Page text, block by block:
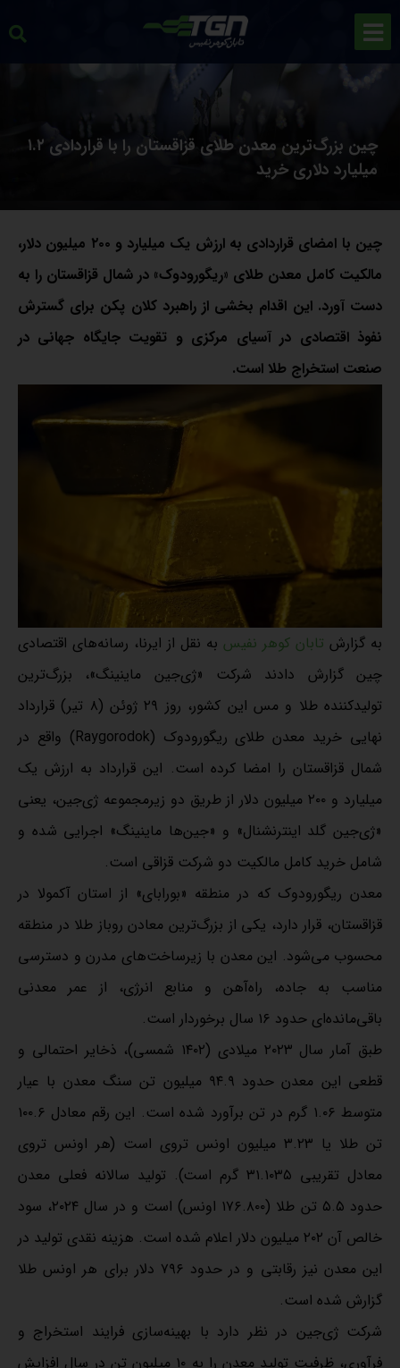
چین بزرگ‌ترین معدن طلای قزاقستان را با قراردادی ۱.۲
میلیارد دلاری خرید
چین با امضای قراردادی به ارزش یک میلیارد و ۲۰۰ میلیون دلار،
مالکیت کامل معدن طلای «ریگورودوک» در شمال قزاقستان را به
دست آورد. این اقدام بخشی از راهبرد کلان پکن برای گسترش
نفوذ اقتصادی در آسیای مرکزی و تقویت جایگاه جهانی در
صنعت استخراج طلا است.
به گزارش تابان کوهر نفیس به نقل از ایرنا، رسانه‌های اقتصادی
چین گزارش دادند شرکت «ژی‌جین ماینینگ»، بزرگ‌ترین
تولیدکننده طلا و مس این کشور، روز ۲۹ ژوئن (۸ تیر) قرارداد
نهایی خرید معدن طلای ریگورودوک (Raygorodok) واقع در
شمال قزاقستان را امضا کرده است. این قرارداد به ارزش یک
میلیارد و ۲۰۰ میلیون دلار از طریق دو زیرمجموعه ژی‌جین، یعنی
«ژی‌جین گلد اینترنشنال» و «جین‌ها ماینینگ» اجرایی شده و
شامل خرید کامل مالکیت دو شرکت قزاقی است.
معدن ریگورودوک که در منطقه «بورابای» از استان آکمولا در
قزاقستان، قرار دارد، یکی از بزرگ‌ترین معادن روباز طلا در منطقه
محسوب می‌شود. این معدن با زیرساخت‌های مدرن و دسترسی
مناسب به جاده، راه‌آهن و منابع انرژی، از عمر معدنی
باقی‌مانده‌ای حدود ۱۶ سال برخوردار است.
طبق آمار سال ۲۰۲۳ میلادی (۱۴۰۲ شمسی)، ذخایر احتمالی و
قطعی این معدن حدود ۹۴.۹ میلیون تن سنگ معدن با عیار
متوسط ۱.۰۶ گرم در تن برآورد شده است. این رقم معادل ۱۰۰.۶
تن طلا یا ۳.۲۳ میلیون اونس تروی است (هر اونس تروی
معادل تقریبی ۳۱.۱۰۳۵ گرم است). تولید سالانه فعلی معدن
حدود ۵.۵ تن طلا (۱۷۶.۸۰۰ اونس) است و در سال ۲۰۲۴، سود
خالص آن ۲۰۲ میلیون دلار اعلام شده است. هزینه نقدی تولید در
این معدن نیز رقابتی و در حدود ۷۹۶ دلار برای هر اونس طلا
گزارش شده است.
شرکت ژی‌جین در نظر دارد با بهینه‌سازی فرایند استخراج و
فرآوری، ظرفیت تولید معدن را به ۱۰ میلیون تن در سال افزایش